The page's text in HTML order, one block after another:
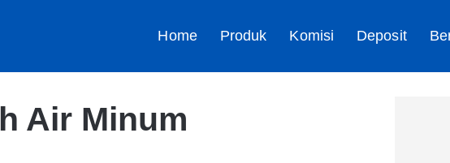
Home Produk Komisi Deposit
Air Minum